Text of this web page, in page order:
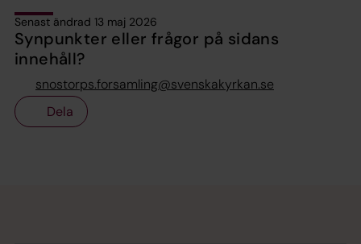
Senast ändrad 13 maj 2026
Synpunkter eller frågor på sidans
innehåll?
snostorps.forsamling@svenskakyrkan.se
Dela